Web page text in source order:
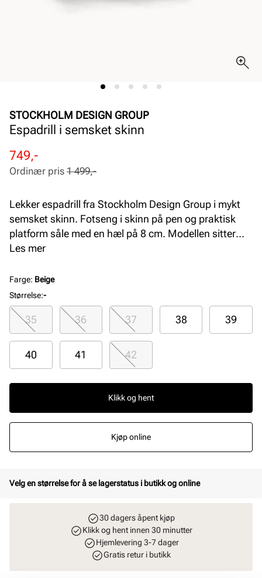
STOCKHOLM DESIGN GROUP
Espadrill i semsket skinn
Rabattert
pris
749,-
Ordinær
pris
Ordinær pris 1 499,-
Lekker espadrill fra Stockholm Design Group i mykt
semsket skinn. Fotseng i skinn på pen og praktisk
platform såle med en hæl på 8 cm. Modellen sitter
godt over vristen og rundt ankelen, og med sitt høye
samtidig som den sitter utrolig pent på foten.
Håndlaget i Spania med premium materialer.
Les mer
Farge: Beige
Størrelse:-
35 36 37 38 39
40 41 42
Klikk og hent
Kjøp online
Velg en størrelse for å se lagerstatus i butikk og online
30 dagers åpent kjøp
Klikk og hent innen 30 minutter
Hjemlevering 3-7 dager
Gratis retur i butikk